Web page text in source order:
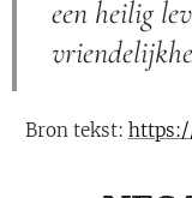
een heilig
Bron tekst: